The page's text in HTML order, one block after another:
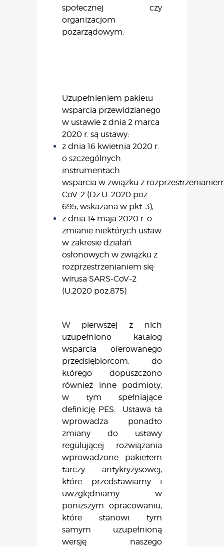
społecznej czy
organizacjom
pozarządowym.
Uzupełnieniem pakietu
wsparcia przewidzianego
w ustawie z dnia 2 marca
2020 r. są ustawy:
z dnia 16 kwietnia 2020 r.
o szczególnych
instrumentach
wsparcia w związku z
CoV-2 (Dz.U. 2020 poz.
695, wskazana w pkt. 3),
z dnia 14 maja 2020 r. o
zmianie niektórych ustaw
w zakresie działań
osłonowych w związku z
rozprzestrzenianiem się
wirusa SARS-CoV-2
(U.2020 poz.875)
W pierwszej z nich
uzupełniono katalog
wsparcia oferowanego
przedsiębiorcom, do
którego dopuszczono
również inne podmioty,
w tym spełniające
definicję PES. Ustawa ta
wprowadza ponadto
zmiany do ustawy
regulującej rozwiązania
wprowadzone pakietem
tarczy antykryzysowej,
które przedstawiamy i
uwzględniamy w
poniższym opracowaniu,
które stanowi tym
samym uzupełnioną
wersję naszego